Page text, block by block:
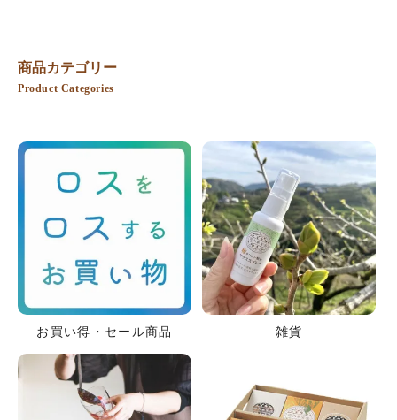
商品カテゴリー
Product Categories
お買い得・セール商品 雑貨